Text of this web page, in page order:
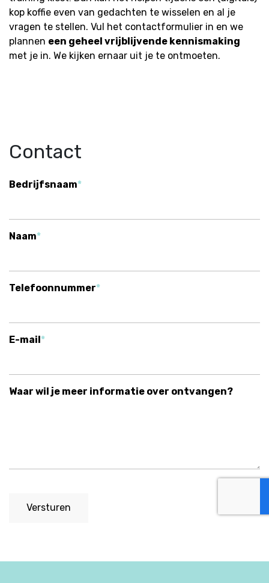
kop koffie even van gedachten te wisselen en al je
vragen te stellen. Vul het contactformulier in en we
plannen een geheel vrijblijvende kennismaking
met je in. We kijken ernaar uit je te ontmoeten.
Contact
Bedrijfsnaam
Naam
Telefoonnummer
E-mail
Waar wil je meer informatie over ontvangen?
Versturen